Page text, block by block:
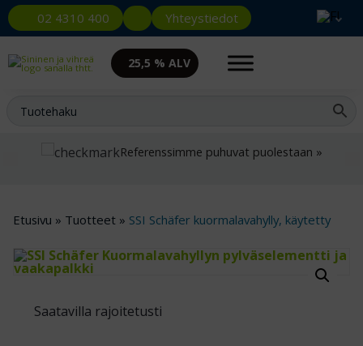
02 4310 400 Yhteystiedot
25,5 % ALV
Referenssimme puhuvat puolestaan »
Etusivu » Tuotteet » SSI Schäfer kuormalavahylly, käytetty
Saatavilla rajoitetusti